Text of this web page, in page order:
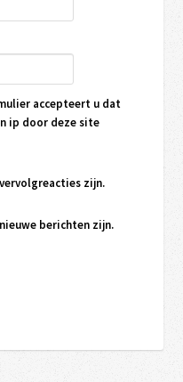
accepteert u dat
ip door deze site
zijn.
berichten zijn.